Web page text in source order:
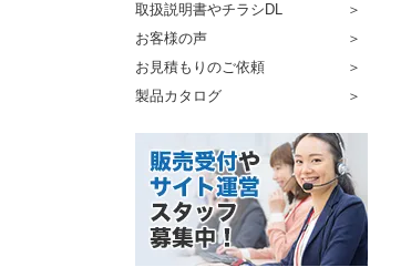
取扱説明書やチラシDL
お客様の声
お見積もりのご依頼
製品カタログ